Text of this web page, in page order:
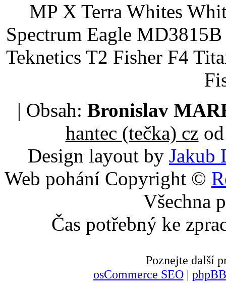
MP X Terra Whites
Spectrum Eagle
Teknetics T2 Fisher F4
| Obsah: Bronislav
hantec (tečka) czod
Design layout by Jakub
Web pohání Copyright ©
Všechna
Čas potřebný ke
Poznejte další
osCommerce SEO|